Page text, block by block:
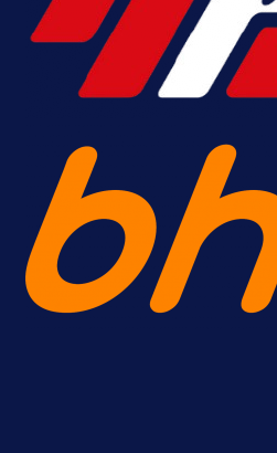
19 h 27 min